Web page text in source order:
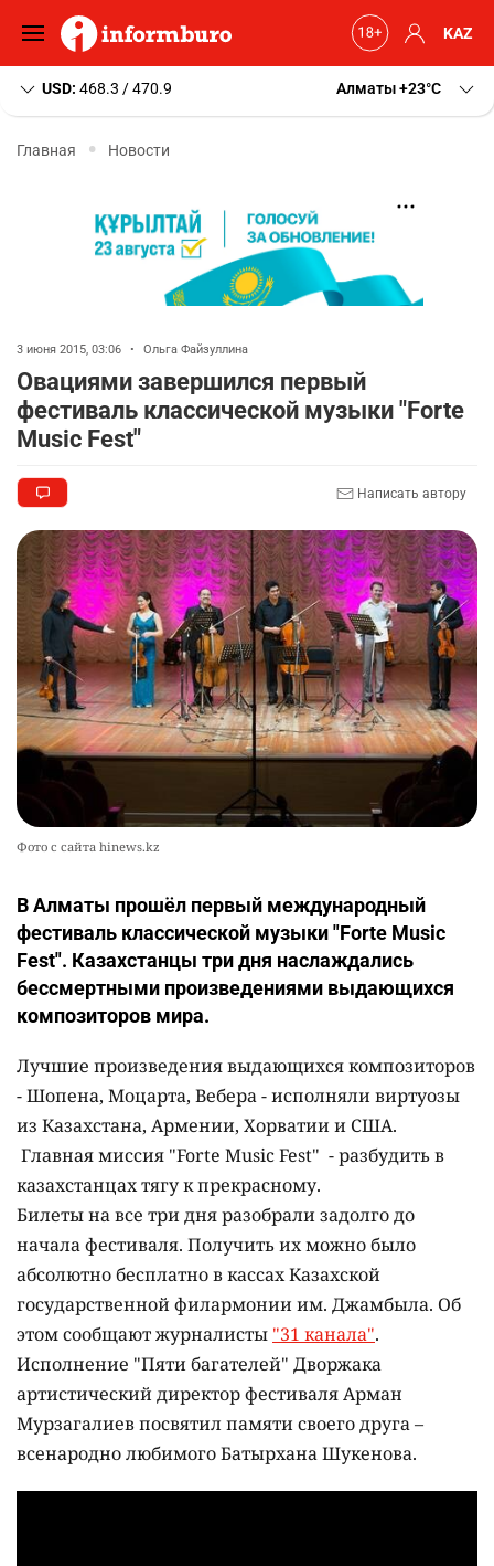
KAZ
USD: 468.3 / 470.9 Алматы+23 C
Главная Новости
3 июня 2015, 03:06 • Ольга Файзуллина
Овациями завершился первый
фестиваль классической музыки "Forte
Music Fest"
Написать автору
Фото с сайта hinews.kz
В Алматы прошёл первый международный
фестиваль классической музыки "Forte Music
Fest". Казахстанцы три дня наслаждались
бессмертными произведениями выдающихся
композиторов мира.
Лучшие произведения выдающихся композиторов
- Шопена, Моцарта, Вебера - исполняли виртуозы
из Казахстана, Армении, Хорватии и США.
Главная миссия "Forte Music Fest" - разбудить в
казахстанцах тягу к прекрасному.
Билеты на все три дня разобрали задолго до
начала фестиваля. Получить их можно было
абсолютно бесплатно в кассах Казахской
государственной филармонии им. Джамбыла. Об
этом сообщают журналисты "31 канала".
Исполнение "Пяти багателей" Дворжака
артистический директор фестиваля Арман
Мурзагалиев посвятил памяти своего друга –
всенародно любимого Батырхана Шукенова.